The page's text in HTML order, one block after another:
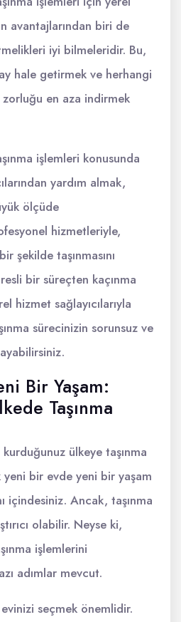
avantajlarından biri de
iyi bilmeleridir. Bu,
hale getirmek ve herhangi
en aza indirmek
işlemleri konusunda
yardım almak,
ölçüde
hizmetleriyle,
şekilde taşınmasını
bir süreçten kaçınma
hizmet sağlayıcılarıyla
sürecinizin sorunsuz ve
Bir Yaşam:
Taşınma
ülkeye taşınma
yeni bir evde yeni bir yaşam
içindesiniz. Ancak, taşınma
olabilir. Neyse ki,
işlemlerini
adımlar mevcut.
seçmek önemlidir.